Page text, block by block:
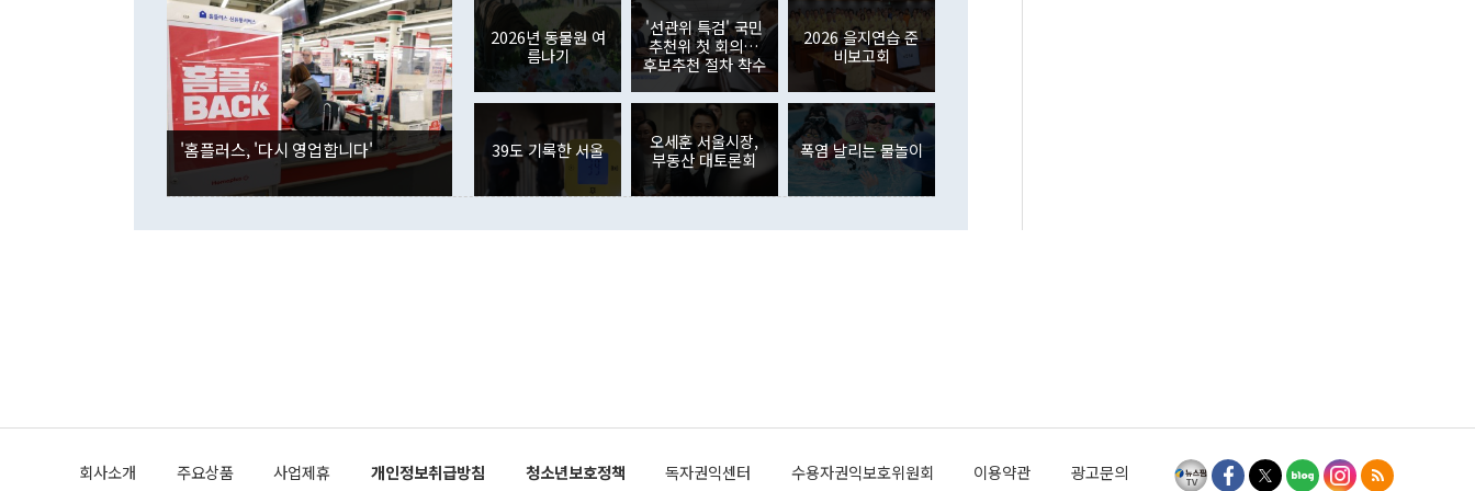
며 "정부 차원에서 (참석을) 검토하고 있다"고 발언한 데 대해서도 조 장관
은 "그것은 외교부의 몫"이라며 "아직 거기까지 진도가 나가지 않았다"고
잘랐다. 정 장관이 이날 소개한 대북 구상과 설명은 정부 내 조율을 거치지
않았다는 점에서 문제가 있다. 특히 주적 표현 대체와 국호 사용, 9·19 군
사합의 복원, 4자회담 추진 등은 통일부 장관이 결정할 사안이 아니어서 월
권이라는 지적이 나오고 있다. 이 대통령은 정 장관의 업무보고를 듣고 난
뒤 "여기 업무보고에 발표했다고 승인난 건 아니다"라고 재차 확인했다. 정
부의 한 소식통은 "정 장관의 발언 내용은 대부분 국가안전보장회의(NSC)
를 거쳐 결정된 사안이 아닌 정 장관의 개인적 생각에 가깝다"며 "안보 관
련 부처 장관이 정부의 공식 정책이 아닌 사안을 추진하겠다고 업무보고를
하고 대통령의 면전에서 '국군통수권자가 나서야 한다'고 주장한 것은 심각
이나 미국은 북한에 선비핵화를 공식적으로 요구한 적이 없기 때문이다. 지
공하는 방식으로 이뤄졌다. 1994년 북·미 제네바 기본합의는 핵시설 동결
인의 해외투자가 80억1000만달러, 외국인의 국내투자가 46억3000만달러
각각 증가했다. 증권투자에서는 외국인의 국내 주식 매도세가 이어졌다. 외
국인의 국내 주식 투자는 차익실현 매도 등의 영향으로 316억1000만달러
감소하며 전월(-310억5000만달러)에 이어 역대 최대 순매도 기록을 다시
경신했다. 외국인의 국내 채권투자는 세계국채지수(WGBI) 자금 유입에도
분기 말 만기도래 영향으로 증가 폭이 줄어든 52억9000만달러를 기록했
다. 내국인의 해외 증권투자는 주식을 중심으로 35억6000만달러 증가했
다. eoyn2@newspim.com
'홈플러스, '다시 영업합니다'
2026년 동물원 여
름나기
'선관위 특검' 국민
추천위 첫 회의…
후보추천 절차 착수
2026 을지연습 준
비보고회
39도 기록한 서울
오세훈 서울시장,
부동산 대토론회
폭염 날리는 물놀이
회사소개 주요상품 사업제휴 개인정보취급방침 청소년보호정책 독자권익센터 수용자권익보호위원회 이용약관 광고문의